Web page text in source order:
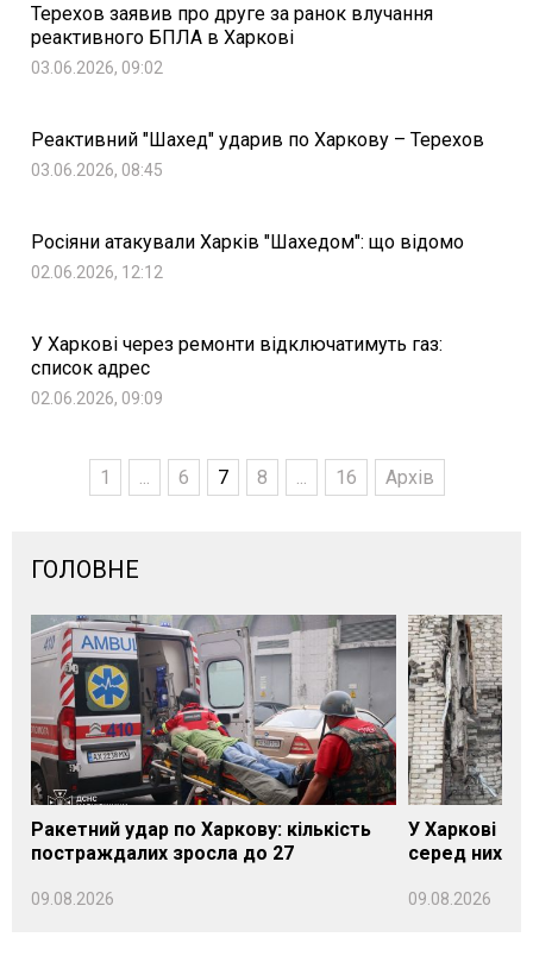
Терехов заявив про друге за ранок влучання
реактивного БПЛА в Харкові
03.06.2026, 09:02
Реактивний "Шахед" ударив по Харкову – Терехов
03.06.2026, 08:45
Росіяни атакували Харків "Шахедом": що відомо
02.06.2026, 12:12
У Харкові через ремонти відключатимуть газ:
список адрес
02.06.2026, 09:09
1 ... 6 7 8 ... 16 Архів
ГОЛОВНЕ
Ракетний удар по Харкову: кількість
постраждалих зросла до 27
09.08.2026
У Харкові
серед них —
09.08.2026